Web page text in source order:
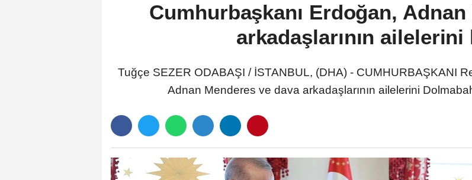
Cumhurbaşkanı Erdoğan,
arkadaşlarının
Tuğçe SEZER ODABAŞI / İSTANBUL, (DHA) - CUMHURBAŞKANI
Adnan Menderes ve dava arkadaşlarının ailelerini